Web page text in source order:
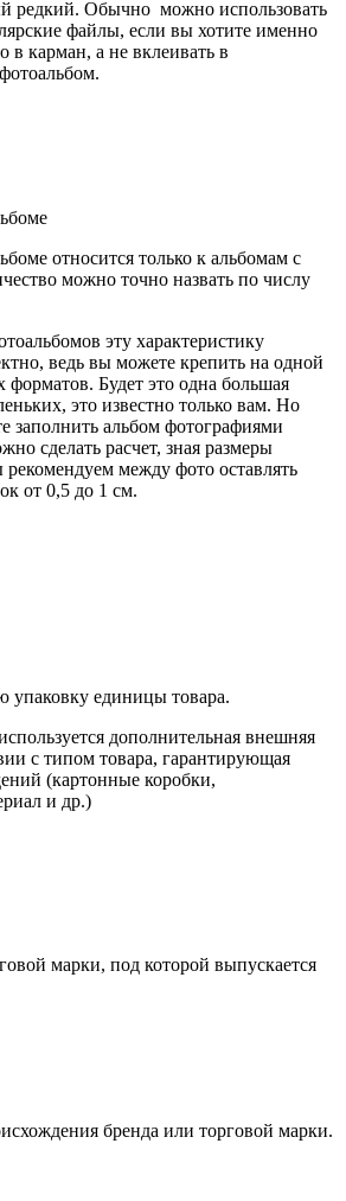
редкий. Обычно можно использовать
файлы, если вы хотите именно
в карман, а не вклеивать в
относится только к альбомам с
можно точно назвать по числу
эту характеристику
ведь вы можете крепить на одной
форматов. Будет это одна большая
это известно только вам. Но
заполнить альбом фотографиями
сделать расчет, зная размеры
между фото оставлять
от 0,5 до 1 см.
упаковку единицы товара.
дополнительная внешняя
с типом товара, гарантирующая
(картонные коробки,
и др.)
марки, под которой выпускается
бренда или торговой марки.